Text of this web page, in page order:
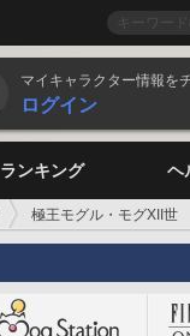
マイキャラクター情報を
ログイン
ランキング ヘ
極王モグル・モグXII世